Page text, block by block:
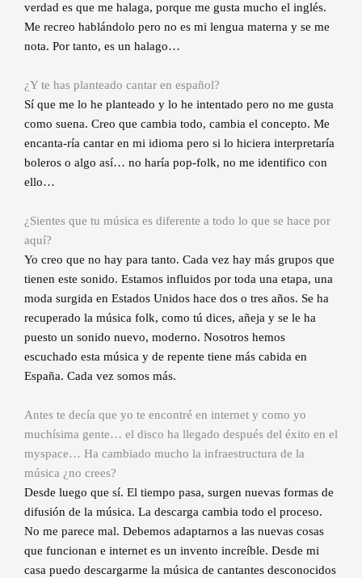
verdad es que me halaga, porque me gusta mucho el inglés.
Me recreo hablándolo pero no es mi lengua materna y se me
nota. Por tanto, es un halago…
¿Y te has planteado cantar en español?
Sí que me lo he planteado y lo he intentado pero no me gusta
como suena. Creo que cambia todo, cambia el concepto. Me
encanta-ría cantar en mi idioma pero si lo hiciera interpretaría
boleros o algo así… no haría pop-folk, no me identifico con
ello…
¿Sientes que tu música es diferente a todo lo que se hace por
aquí?
Yo creo que no hay para tanto. Cada vez hay más grupos que
tienen este sonido. Estamos influidos por toda una etapa, una
moda surgida en Estados Unidos hace dos o tres años. Se ha
recuperado la música folk, como tú dices, añeja y se le ha
puesto un sonido nuevo, moderno. Nosotros hemos
escuchado esta música y de repente tiene más cabida en
España. Cada vez somos más.
Antes te decía que yo te encontré en internet y como yo
muchísima gente… el disco ha llegado después del éxito en el
myspace… Ha cambiado mucho la infraestructura de la
música ¿no crees?
Desde luego que sí. El tiempo pasa, surgen nuevas formas de
difusión de la música. La descarga cambia todo el proceso.
No me parece mal. Debemos adaptarnos a las nuevas cosas
que funcionan e internet es un invento increíble. Desde mi
casa puedo descargarme la música de cantantes desconocidos